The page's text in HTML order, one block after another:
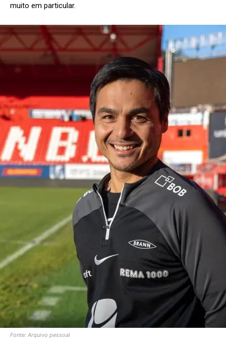
muito em particular.
Fonte: Arquivo pessoal